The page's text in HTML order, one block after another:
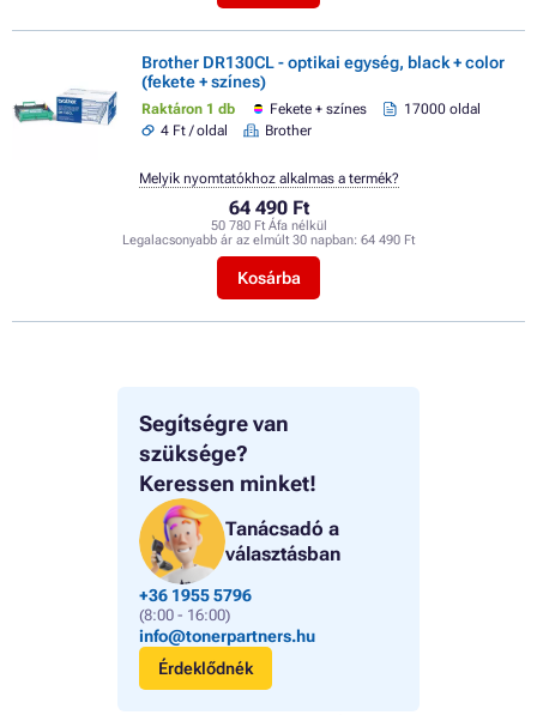
Segítségre van
szüksége?
Keressen minket!
Tanácsadó a
választásban
+36 1955 5796
(8:00 - 16:00)
info@tonerpartners.hu
Érdeklődnék
Brother DR130CL - optikai egység, black + color
(fekete + színes)
Raktáron 1 db Fekete + színes
17000 oldal
4 Ft / oldal
Brother
64 490 Ft
50 780 Ft Áfa nélkül
Legalacsonyabb ár az elmúlt 30 napban: 64 490 Ft
Kosárba
Melyik nyomtatókhoz alkalmas a termék?